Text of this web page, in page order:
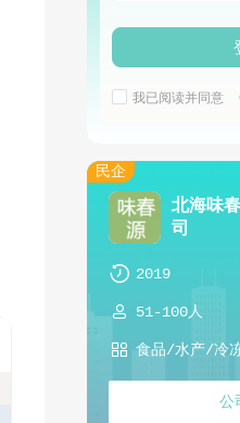
我已阅读并同意
民企
北海味
司
 2019
 51-100人
 食品/水产/冷
公